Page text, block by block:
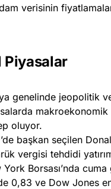
verisinin
Piyasalar
genelinde jeopolitik
makroekonomik
oluyor.
başkan seçilen
vergisi tehdidi
York Borsası’nda
0,83 ve Dow Jones